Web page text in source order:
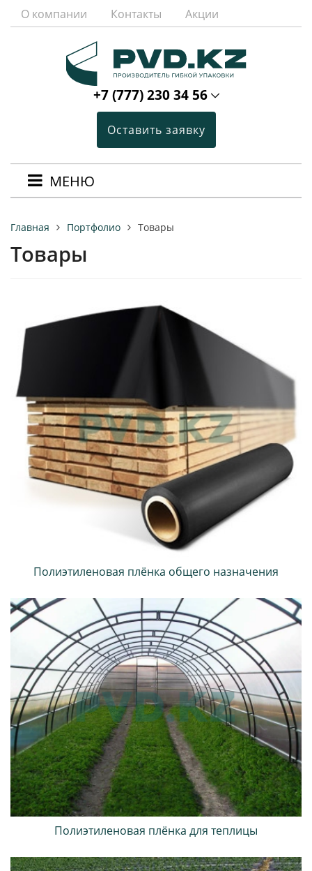
О компании Контакты Акции
+7 (777) 230 34 56
Оставить заявку
МЕНЮ
Главная Портфолио Товары
Товары
Полиэтиленовая плёнка общего назначения
Полиэтиленовая плёнка для теплицы